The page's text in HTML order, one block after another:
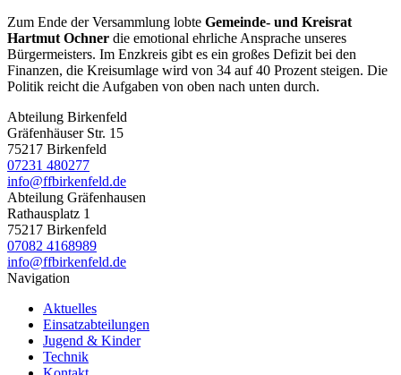
Zum Ende der Versammlung lobte Gemeinde- und Kreisrat
Hartmut Ochner die emotional ehrliche Ansprache unseres
Bürgermeisters. Im Enzkreis gibt es ein großes Defizit bei den
Finanzen, die Kreisumlage wird von 34 auf 40 Prozent steigen. Die
Politik reicht die Aufgaben von oben nach unten durch.
Abteilung Birkenfeld
Gräfenhäuser Str. 15
75217 Birkenfeld
07231 480277
info@ffbirkenfeld.de
Abteilung Gräfenhausen
Rathausplatz 1
75217 Birkenfeld
07082 4168989
info@ffbirkenfeld.de
Navigation
Aktuelles
Einsatzabteilungen
Jugend & Kinder
Technik